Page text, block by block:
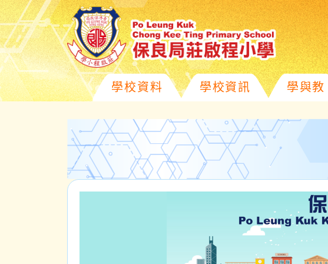
學校資料 學校資訊 學與教